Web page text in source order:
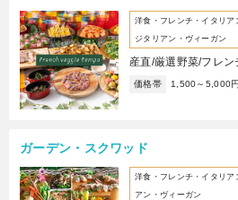
洋食・フレンチ・イタリ
ジタリアン・ヴィーガン
産直/厳選野菜/フレ
価格帯 1,500～5,000円
ガーデン・スクワッド
洋食・フレンチ・イタリア
アン・ヴィーガン